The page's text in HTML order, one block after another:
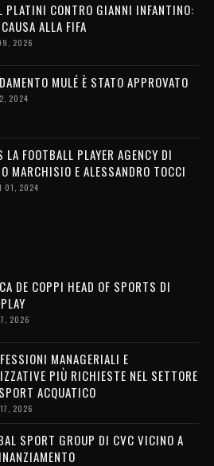
PLATINI CONTRO GIANNI INFANTINO:
ALLA FIFA
2026
MULÉ È STATO APPROVATO
2024
LA FOOTBALL PLAYER AGENCY DI
MARCHISIO E ALESSANDRO TOCCI
01, 2024
DE COPPI HEAD OF SPORTS DI
2026
MANAGERIALI E
PIÙ RICHIESTE NEL SETTORE
ACQUATICO
2026
SPORT GROUP DI CVC VICINO A